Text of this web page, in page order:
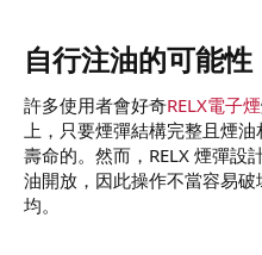
自行注油的可能性​
許多使用者會好奇RELX電子煙
上，只要煙彈結構完整且煙
壽命的。然而，RELX 煙彈設
油開放，因此操作不當容易破
均。